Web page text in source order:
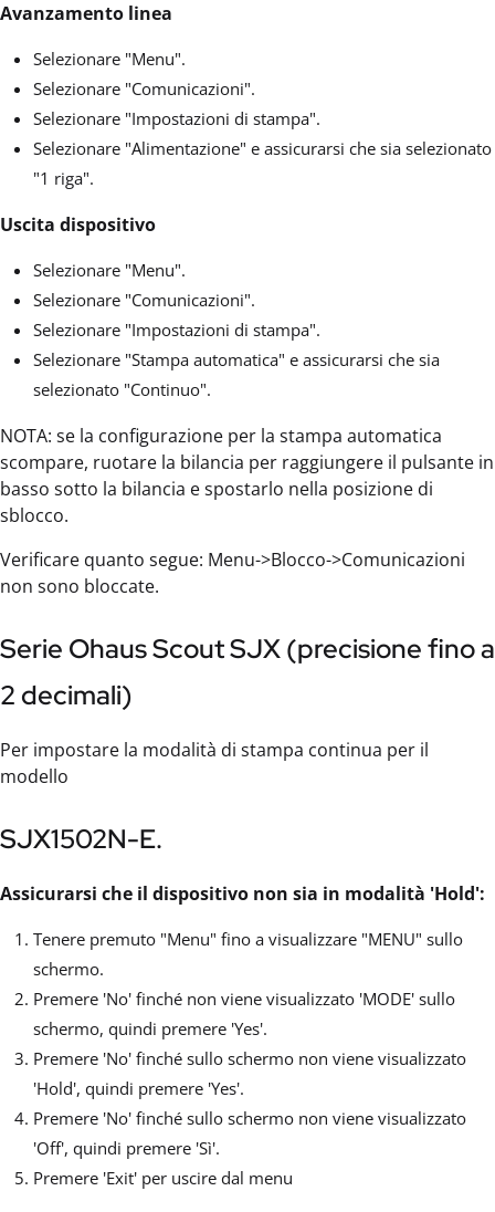
Avanzamento linea
Selezionare "Menu".
Selezionare "Comunicazioni".
Selezionare "Impostazioni di stampa".
Selezionare "Alimentazione" e assicurarsi che sia selezionato
"1 riga".
Uscita dispositivo
Selezionare "Menu".
Selezionare "Comunicazioni".
Selezionare "Impostazioni di stampa".
Selezionare "Stampa automatica" e assicurarsi che sia
selezionato "Continuo".
NOTA: se la configurazione per la stampa automatica
scompare, ruotare la bilancia per raggiungere il pulsante in
basso sotto la bilancia e spostarlo nella posizione di
sblocco.
Verificare quanto segue: Menu->Blocco->Comunicazioni
non sono bloccate.
Serie Ohaus Scout SJX (precisione fino a
2 decimali)
Per impostare la modalità di stampa continua per il
modello
SJX1502N-E.
Assicurarsi che il dispositivo non sia in modalità 'Hold':
Tenere premuto "Menu" fino a visualizzare "MENU" sullo
schermo.
Premere 'No' finché non viene visualizzato 'MODE' sullo
schermo, quindi premere 'Yes'.
Premere 'No' finché sullo schermo non viene visualizzato
'Hold', quindi premere 'Yes'.
Premere 'No' finché sullo schermo non viene visualizzato
'Off', quindi premere 'Sì'.
Premere 'Exit' per uscire dal menu